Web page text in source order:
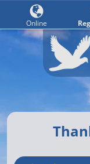
Online